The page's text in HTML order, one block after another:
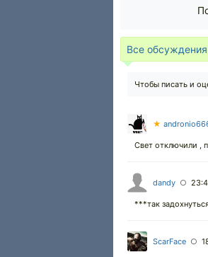
Все
Чтобы писать и
★
Свет отключили ,
dandy ○
***так
ScarFace ○